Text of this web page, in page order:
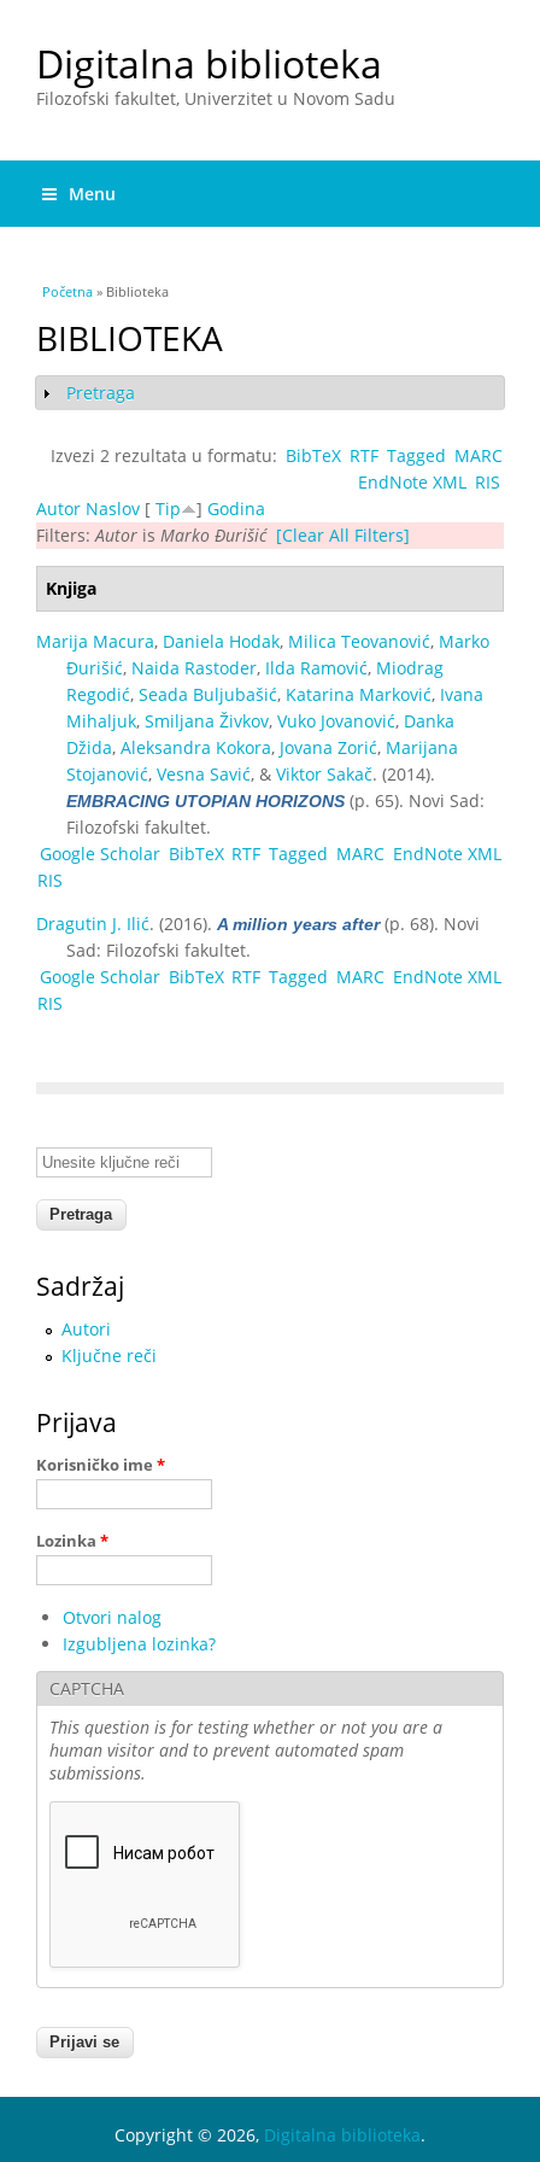
Digitalna biblioteka
Filozofski fakultet, Univerzitet u Novom Sadu
Menu
You are here
Početna » Biblioteka
BIBLIOTEKA
Show
Pretraga
Izvezi 2 rezultata u formatu: BibTeX RTF Tagged MARC
EndNote XML
RIS
Autor Naslov [ Tip ] Godina
Filters: Autor is Marko Đurišić [Clear All Filters]
Knjiga
Marija Macura, Daniela Hodak, Milica Teovanović, Marko
Đurišić, Naida Rastoder, Ilda Ramović, Miodrag
Regodić, Seada Buljubašić, Katarina Marković, Ivana
Mihaljuk, Smiljana Živkov, Vuko Jovanović, Danka
Džida, Aleksandra Kokora, Jovana Zorić, Marijana
Stojanović, Vesna Savić, & Viktor Sakač. (2014).
EMBRACING UTOPIAN HORIZONS (p. 65). Novi Sad:
Filozofski fakultet.
Google Scholar BibTeX RTF Tagged MARC EndNote XML
RIS
Dragutin J. Ilić. (2016). A million years after(p. 68). Novi
Sad: Filozofski fakultet.
Google Scholar BibTeX RTF Tagged MARC EndNote XML
RIS
Unesite ključne reči
Sadržaj
Autori
Ključne reči
Prijava
Korisničko ime *
Lozinka *
Otvori nalog
Izgubljena lozinka?
CAPTCHA
This question is for testing whether or not you are a
human visitor and to prevent automated spam
submissions.
Copyright © 2026, Digitalna biblioteka.